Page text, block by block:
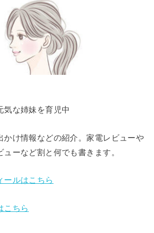
気な姉妹を育児中
かけ情報などの紹介。家電レビューや
ーなど割と何でも書きます。
ルはこちら
こちら